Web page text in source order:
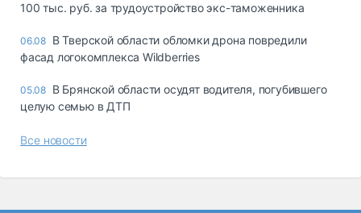
100 тыс. руб. за трудоустройство экс-таможенника
06.08 В Тверской области обломки дрона повредили
фасад логокомплекса Wildberries
05.08 В Брянской области осудят водителя, погубившего
целую семью в ДТП
Все новости